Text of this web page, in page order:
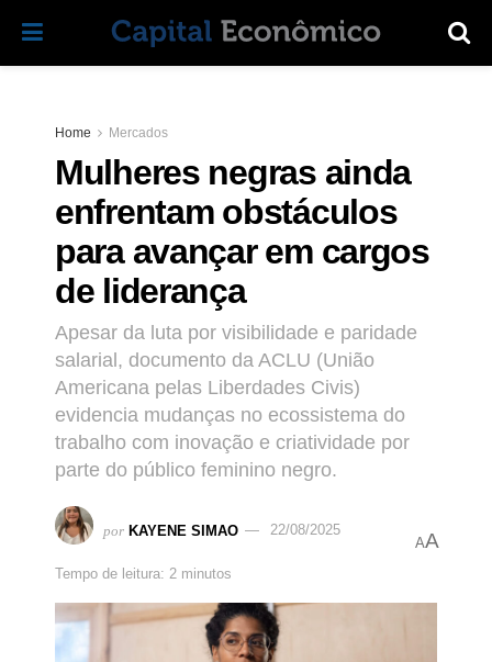
Home Mercados
Mulheres negras ainda
enfrentam obstáculos
para avançar em cargos
de liderança
Apesar da luta por visibilidade e paridade
salarial, documento da ACLU (União
Americana pelas Liberdades Civis)
evidencia mudanças no ecossistema do
trabalho com inovação e criatividade por
parte do público feminino negro.
por KAYENE SIMAO 22/08/2025
Tempo de leitura: 2 minutos
AA